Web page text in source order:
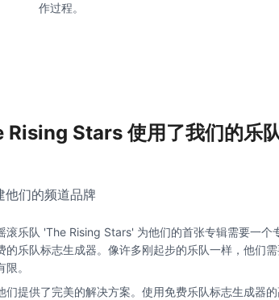
作过程。
Rising Stars 使用了我们的乐
他们的频道品牌
滚乐队 'The Rising Stars' 为他们的首张专辑需要一个
的乐队标志生成器。像许多刚起步的乐队一样，他们
。
们提供了完美的解决方案。使用免费乐队标志生成器